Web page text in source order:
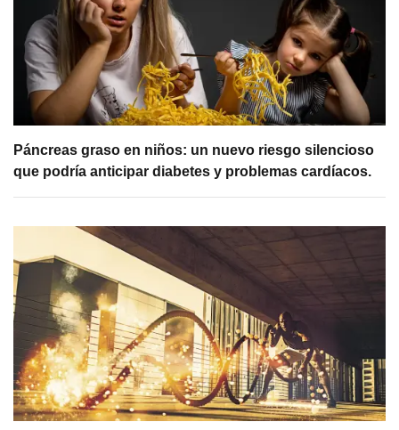
Páncreas graso en niños: un nuevo riesgo silencioso
que podría anticipar diabetes y problemas cardíacos.